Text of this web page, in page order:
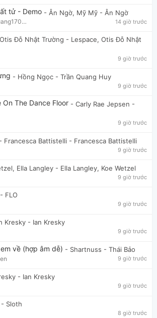
tử - Demo - Ân Ngờ, Mỹ Mỹ - Ân Ngờ
nguyendaoduyquang17021 14 giờ trước
Đỗ Nhật Trường - Lespace, Otis Đỗ Nhật
9 giờ trước
- Hồng Ngọc - Trần Quang Huy
9 giờ trước
On The Dance Floor - Carly Rae Jepsen -
9 giờ trước
- Francesca Battistelli - Francesca Battistelli
9 giờ trước
Ella Langley - Ella Langley, Koe Wetzel
9 giờ trước
- FLO
9 giờ trước
Kresky - Ian Kresky
9 giờ trước
về (hợp âm dễ) - Shartnuss - Thái Bảo
9 giờ trước
- Ian Kresky
9 giờ trước
- Sloth
8 giờ trước